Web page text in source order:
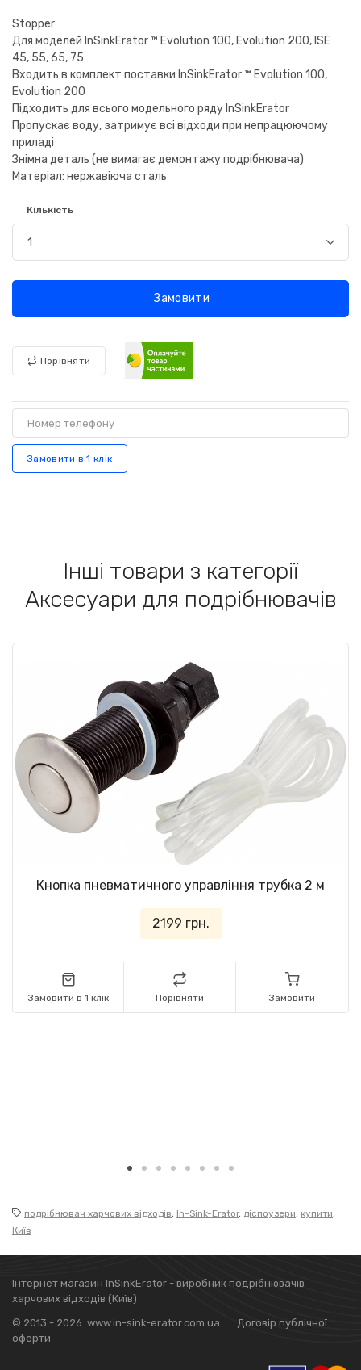
Stopper
Для моделей InSinkErator ™ Evolution 100, Evolution 200, ISE
45, 55, 65, 75
Входить в комплект поставки InSinkErator ™ Evolution 100,
Evolution 200
Підходить для всього модельного ряду InSinkErator
Пропускає воду, затримує всі відходи при непрацюючому
приладі
Знімна деталь (не вимагає демонтажу подрібнювача)
Матеріал: нержавіюча сталь
Кількість
Замовити
Порівняти
Замовити в 1 клік
Інші товари з категорії
Аксесуари для подрібнювачів
Кнопка пневматичного управління трубка 2 м
2199 грн.
Замовити в 1 клік Порівняти Замовити
подрібнювач харчових відходів, In-Sink-Erator, діспоузери, купити,
Київ
Інтернет магазин InSinkErator - виробник подрібнювачів
харчових відходів (Київ)
© 2013 - 2026 www.in-sink-erator.com.ua Договір публічної
оферти